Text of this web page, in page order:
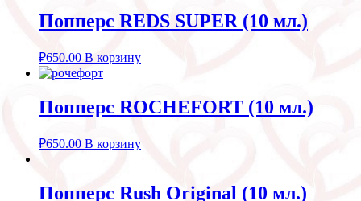
Попперс REDS SUPER (10 мл.)
₽650.00 В корзину
Попперс ROCHEFORT (10 мл.)
₽650.00 В корзину
Попперс Rush Original (10 мл.)